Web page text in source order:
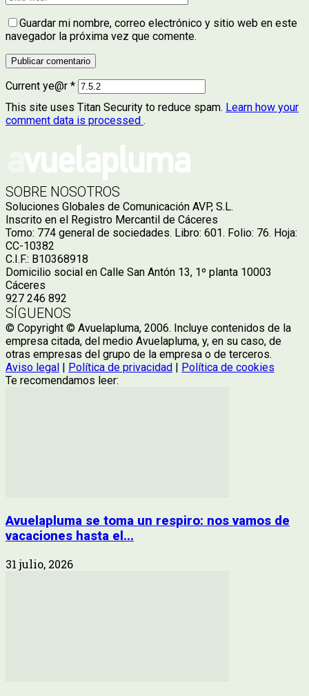
Guardar mi nombre, correo electrónico y sitio web en este
navegador la próxima vez que comente.
Current ye@r *
This site uses Titan Security to reduce spam. Learn how your
comment data is processed .
SOBRE NOSOTROS
Soluciones Globales de Comunicación AVP, S.L.
Inscrito en el Registro Mercantil de Cáceres
Tomo: 774 general de sociedades. Libro: 601. Folio: 76. Hoja:
CC-10382
C.I.F.: B10368918
Domicilio social en Calle San Antón 13, 1º planta 10003
Cáceres
927 246 892
SÍGUENOS
© Copyright © Avuelapluma, 2006. Incluye contenidos de la
empresa citada, del medio Avuelapluma, y, en su caso, de
otras empresas del grupo de la empresa o de terceros.
Aviso legal
Política de privacidad
Política de cookies
Te recomendamos leer:
Avuelapluma se toma un respiro: nos vamos de
vacaciones hasta el...
31 julio, 2026